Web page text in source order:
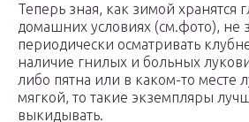
Теперь зная, как зимой хранятся
домашних условиях (см.фото), не
периодически осматривать
наличие гнилых и больных
либо пятна или в каком-то месте
мягкой, то такие экземпляры
выкидывать.